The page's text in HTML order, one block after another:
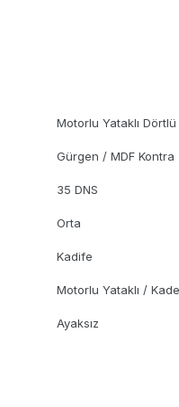
Motorlu Yataklı
Gürgen / MDF Kontra
35 DNS
Orta
Kadife
Motorlu Yataklı /
Ayaksız